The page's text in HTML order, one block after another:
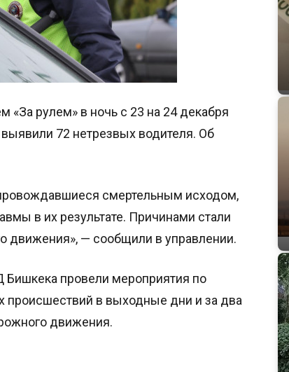
«За рулем» в ночь с 23 на 24 декабря
72 нетрезвых водителя. Об
смертельным исходом,
в их результате. Причинами стали
движения», — сообщили в управлении.
провели мероприятия по
в выходные дни и за два
движения.